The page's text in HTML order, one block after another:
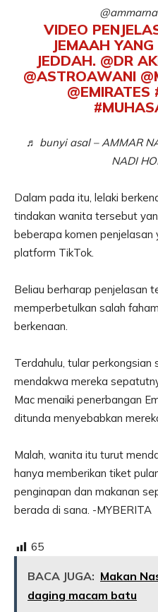
VIDEO
JEMAAH
JEDDAH. @DR
@ASTROAWANI
@EMIRATES
♬ bunyi asal – AMMAR
NADI
Dalam pada itu, lelaki
tindakan wanita tersebut
beberapa komen penjelasan
platform TikTok.
Beliau berharap penjelasan
memperbetulkan salah
berkenaan.
Terdahulu, tular
mendakwa mereka
Mac menaiki penerbangan
ditunda menyebabkan
Malah, wanita itu turut
hanya memberikan tiket
penginapan dan makanan
berada di sana. -MYBERITA
65
BACA JUGA: Makan
daging macam batu